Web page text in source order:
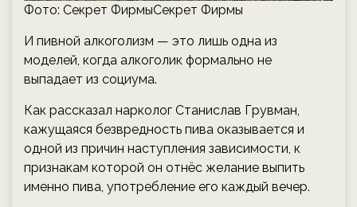
Фото: Секрет ФирмыСекрет Фирмы
И пивной алкоголизм — это лишь одна из
моделей, когда алкоголик формально не
выпадает из социума.
Как рассказал нарколог Станислав Грувман,
кажущаяся безвредность пива оказывается и
одной из причин наступления зависимости, к
признакам которой он отнёс желание выпить
именно пива, употребление его каждый вечер.